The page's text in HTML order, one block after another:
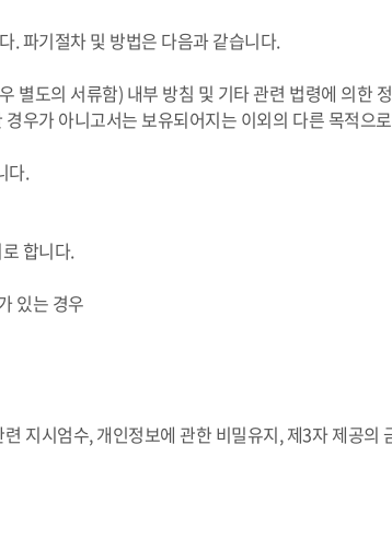
. 파기절차 및 방법은 다음과 같습니다.
도의 서류함) 내부 방침 및 기타 관련 법령에 의한
우가 아니고서는 보유되어지는 이외의 다른 목적으
다.
합니다.
있는 경우
지시엄수, 개인정보에 관한 비밀유지, 제3자 제공의